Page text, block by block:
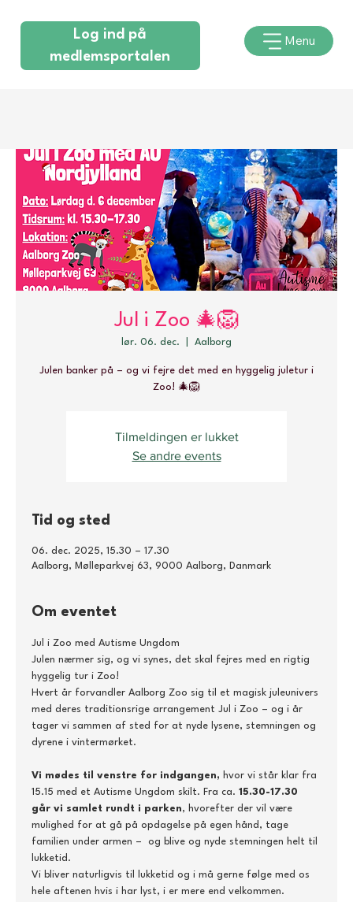
Log ind på
medlemsportalen
Menu
Jul i Zoo 🎄🦁
lør. 06. dec. Aalborg
Julen banker på – og vi fejre det med en hyggelig juletur i
Zoo! 🎄🦁
Tilmeldingen er lukket
Se andre events
Tid og sted
06. dec. 2025, 15.30 – 17.30
Aalborg, Mølleparkvej 63, 9000 Aalborg, Danmark
Om eventet
Jul i Zoo med Autisme Ungdom
Julen nærmer sig, og vi synes, det skal fejres med en rigtig
hyggelig tur i Zoo!
Hvert år forvandler Aalborg Zoo sig til et magisk juleunivers
med deres traditionsrige arrangement Jul i Zoo – og i år
tager vi sammen af sted for at nyde lysene, stemningen og
dyrene i vintermørket.
Vi mødes til venstre for indgangen, hvor vi står klar fra
15.15 med et Autisme Ungdom skilt. Fra ca. 15.30-17.30
går vi samlet rundt i parken, hvorefter der vil være
mulighed for at gå på opdagelse på egen hånd, tage
familien under armen –  og blive og nyde stemningen helt til
lukketid.
Vi bliver naturligvis til lukketid og i må gerne følge med os
hele aftenen hvis i har lyst, i er mere end velkommen.